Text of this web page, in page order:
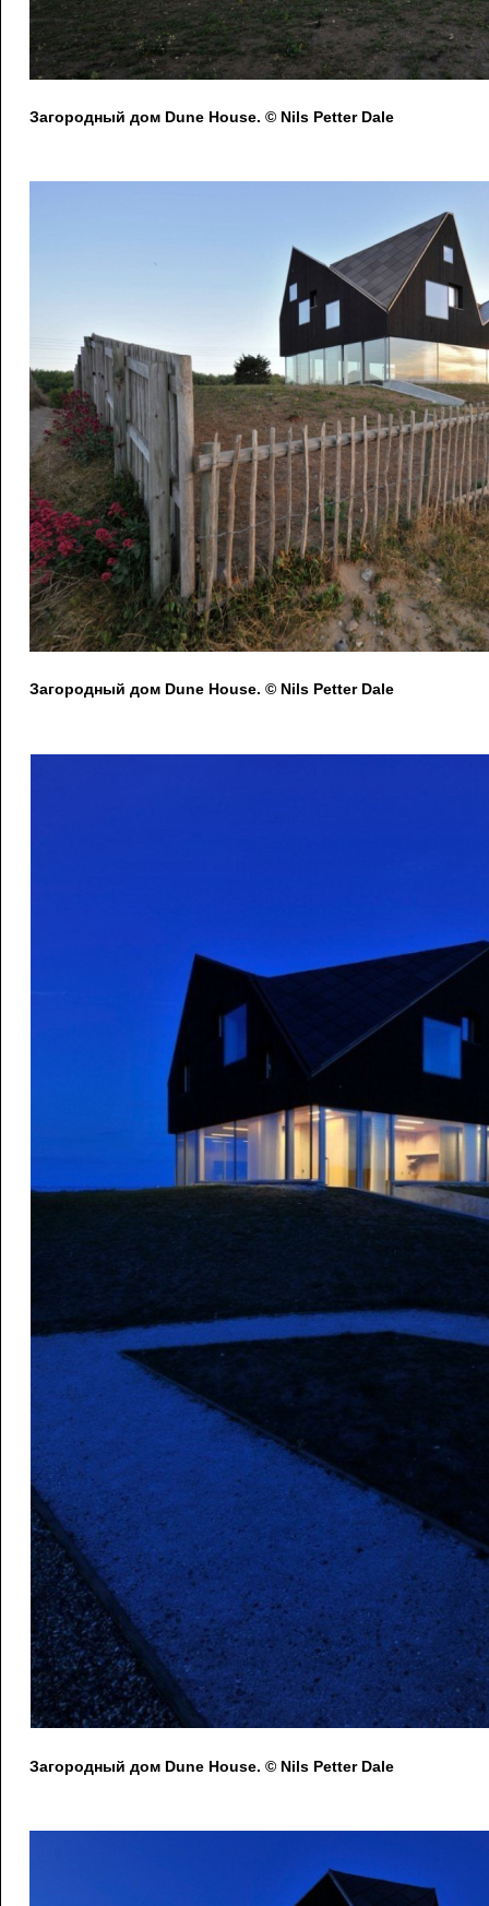
Загородный дом Dune House. © Nils Petter Dale
Загородный дом Dune House. © Nils Petter Dale
Загородный дом Dune House. © Nils Petter Dale